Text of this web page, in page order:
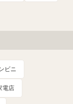
ビニ
電店